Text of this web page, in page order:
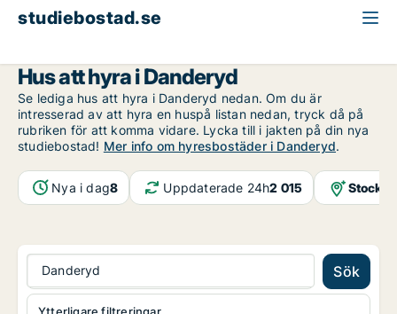
studiebostad.se
Hus att hyra i Danderyd
Se lediga hus att hyra i Danderyd nedan. Om du är
intresserad av att hyra en huspå listan nedan, tryck då på
rubriken för att komma vidare. Lycka till i jakten på din nya
studiebostad! Mer info om hyresbostäder i Danderyd.
Nya i dag8 Uppdaterade 24h2 015
Danderyd Sök